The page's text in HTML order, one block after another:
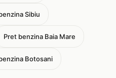
Sibiu
Pret benzina Baia Mare
Botosani